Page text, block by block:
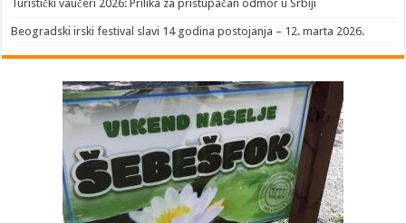
Turistički vaučeri 2026: Prilika za pristupačan odmor u Srbiji
Beogradski irski festival slavi 14 godina postojanja – 12. marta 2026.